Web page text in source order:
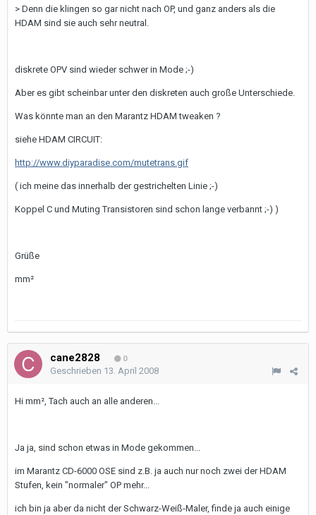
> Denn die klingen so gar nicht nach OP, und ganz anders als die
HDAM sind sie auch sehr neutral.
diskrete OPV sind wieder schwer in Mode ;-)
Aber es gibt scheinbar unter den diskreten auch große Unterschiede.
Was könnte man an den Marantz HDAM tweaken ?
siehe HDAM CIRCUIT:
http://www.diyparadise.com/mutetrans.gif
( ich meine das innerhalb der gestrichelten Linie ;-)
Koppel C und Muting Transistoren sind schon lange verbannt ;-) )
Grüße
mm²
cane2828 0
Geschrieben 13. April 2008
Hi mm², Tach auch an alle anderen...
Ja ja, sind schon etwas in Mode gekommen...
im Marantz CD-6000 OSE sind z.B. ja auch nur noch zwei der HDAM
Stufen, kein "normaler" OP mehr...
ich bin ja aber da nicht der Schwarz-Weiß-Maler, finde ja auch einige